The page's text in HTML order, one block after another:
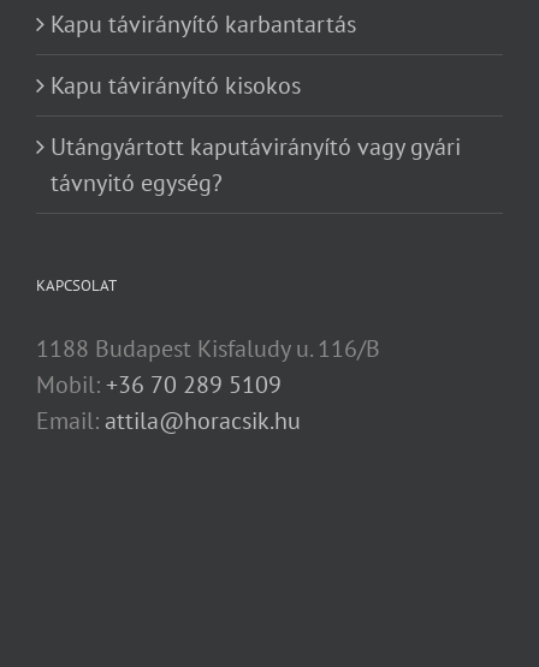
Kapu távirányító karbantartás
Kapu távirányító kisokos
Utángyártott kaputávirányító vagy gyári
távnyitó egység?
KAPCSOLAT
1188 Budapest Kisfaludy u. 116/B
Mobil:+36 70 289 5109
Email: attila@horacsik.hu